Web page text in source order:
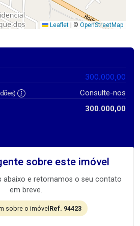
Leaflet | © OpenStreetMap
300.000,00
Consulte-nos
300.000,00
sobre este imóvel
abaixo e retornamos o seu contato
em breve.
sobre o imóvelRef. 94423